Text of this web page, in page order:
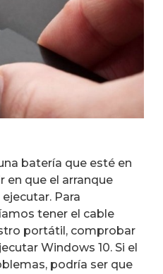
batería que esté en
en que el arranque
Para
tener el cable
portátil, comprobar
Windows 10. Si el
podría ser que